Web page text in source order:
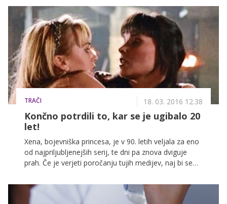
Takrat se je njeno življenje obrnilo na glavo in Monika
se je morala spopasti s številnimi strahovi.
TRAČI 18. 03. 2016 12.38
Končno potrdili to, kar se je ugibalo 20
let!
Xena, bojevniška princesa, je v 90. letih veljala za eno
od najpriljubljenejših serij, te dni pa znova dviguje
prah. Če je verjeti poročanju tujih medijev, naj bi se
končno potrdili to, kar se je ugibalo zadnjih 20 let, in
sicer da sta bili Xena in njena pomočnica Gabrielle